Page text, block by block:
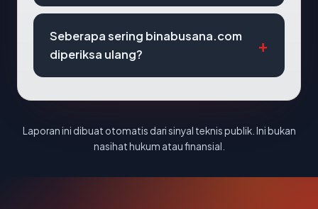
Seberapa sering binabusana.com
diperiksa ulang?
Laporan ini dibuat otomatis dari sinyal teknis publik. Ini bukan
nasihat hukum atau finansial.